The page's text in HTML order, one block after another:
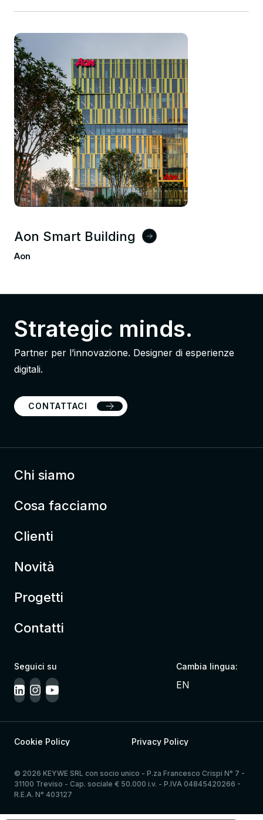
Aon Smart Building
Aon
Strategic minds.
Partner per l’innovazione. Designer di esperienze
digitali.
CONTATTACI
Chi siamo
Cosa facciamo
Clienti
Novità
Progetti
Contatti
Seguici su Cambia lingua:
EN
Cookie Policy Privacy Policy
© 2026 KEYWE SRL con socio unico - P.za Francesco Crispi N° 7 -
31100 Treviso - Cap. sociale € 50.000 i.v. - P.IVA 04845420266 -
R.E.A. N° 403127